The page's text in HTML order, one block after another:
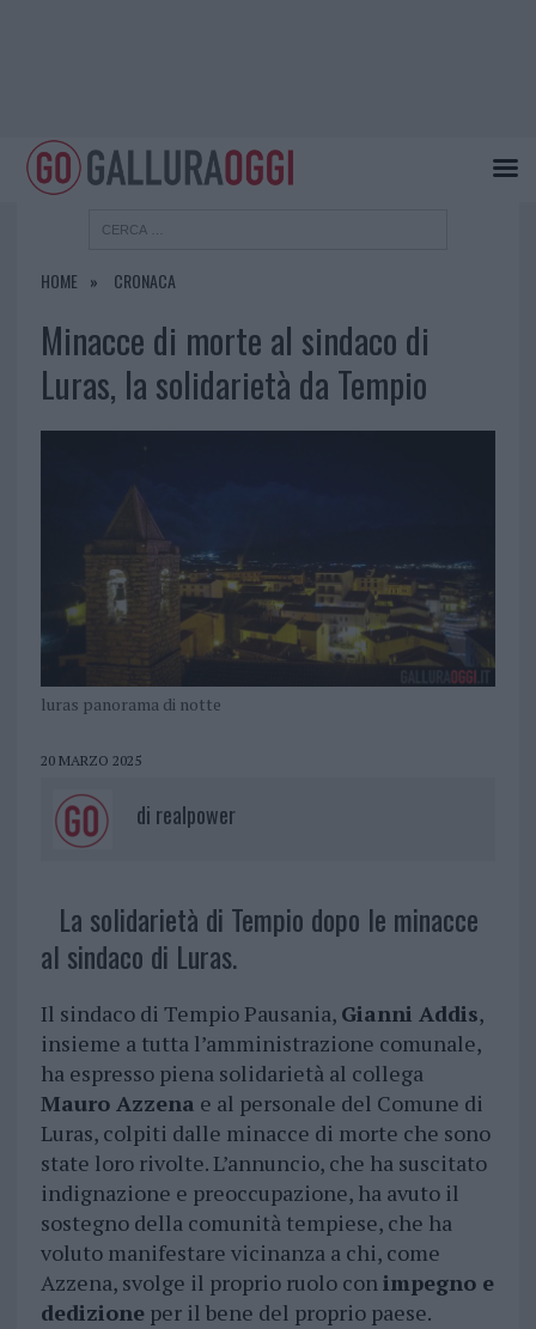
HOME CRONACA
Minacce di morte al sindaco di
Luras, la solidarietà da Tempio
luras panorama di notte
20 MARZO 2025
di realpower
La solidarietà di Tempio dopo le minacce
al sindaco di Luras.
Il sindaco di Tempio Pausania, Gianni Addis,
insieme a tutta l’amministrazione comunale,
ha espresso piena solidarietà al collega
Mauro Azzena e al personale del Comune di
Luras, colpiti dalle minacce di morte che sono
state loro rivolte. L’annuncio, che ha suscitato
indignazione e preoccupazione, ha avuto il
sostegno della comunità tempiese, che ha
voluto manifestare vicinanza a chi, come
Azzena, svolge il proprio ruolo conimpegno e
dedizioneper il bene del proprio paese.